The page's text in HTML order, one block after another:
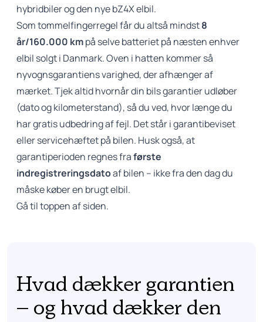
hybridbiler og den nye bZ4X elbil.
Som tommelfingerregel får du altså mindst8
år/160.000 kmpå selve batteriet på næsten enhver
elbil solgt i Danmark. Oven i hatten kommer så
nyvognsgarantiens varighed, der afhænger af
mærket. Tjek altid hvornår din bils garantier udløber
(dato og kilometerstand), så du ved, hvor længe du
har gratis udbedring af fejl. Det står i garantibeviset
eller servicehæftet på bilen. Husk også, at
garantiperioden regnes fraførste
indregistreringsdatoaf bilen – ikke fra den dag du
måske køber en brugt elbil.
Gå til toppen af siden.
Hvad dækker garantien
– og hvad dækker den